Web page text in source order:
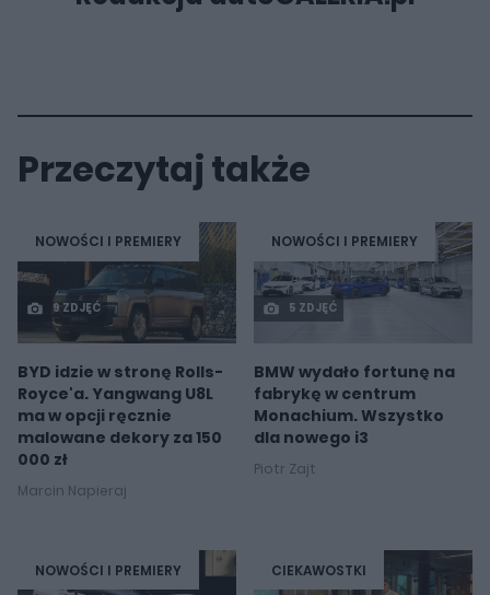
Przeczytaj także
NOWOŚCI I PREMIERY
9 ZDJĘĆ
BYD idzie w stronę Rolls-
Royce'a. Yangwang U8L
ma w opcji ręcznie
malowane dekory za 150
000 zł
Marcin Napieraj
NOWOŚCI I PREMIERY
5 ZDJĘĆ
BMW wydało fortunę na
fabrykę w centrum
Monachium. Wszystko
dla nowego i3
Piotr Zajt
NOWOŚCI I PREMIERY CIEKAWOSTKI